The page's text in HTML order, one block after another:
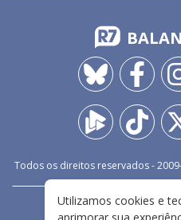
Todos os direitos reservados -
FALE
Utilizamos cookies e